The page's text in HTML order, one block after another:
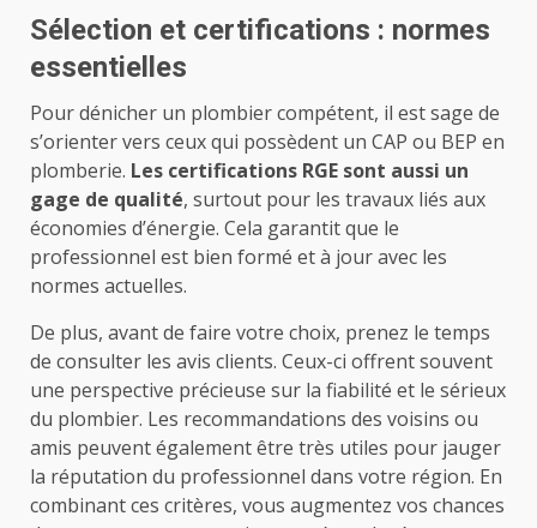
Sélection et certifications : normes
essentielles
Pour dénicher un plombier compétent, il est sage de
s’orienter vers ceux qui possèdent un CAP ou BEP en
plomberie. Les certifications RGE sont aussi un
gage de qualité, surtout pour les travaux liés aux
économies d’énergie. Cela garantit que le
professionnel est bien formé et à jour avec les
normes actuelles.
De plus, avant de faire votre choix, prenez le temps
de consulter les avis clients. Ceux-ci offrent souvent
une perspective précieuse sur la fiabilité et le sérieux
du plombier. Les recommandations des voisins ou
amis peuvent également être très utiles pour jauger
la réputation du professionnel dans votre région. En
combinant ces critères, vous augmentez vos chances